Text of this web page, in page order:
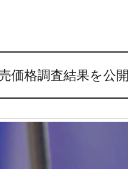
価格調査結果を公開